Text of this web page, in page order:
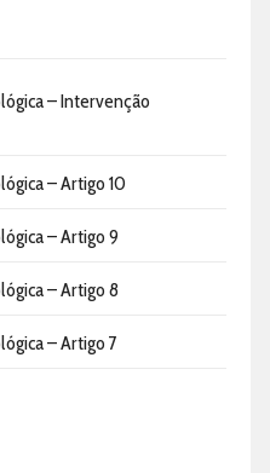
– Intervenção
– Artigo 10
– Artigo 9
– Artigo 8
– Artigo 7